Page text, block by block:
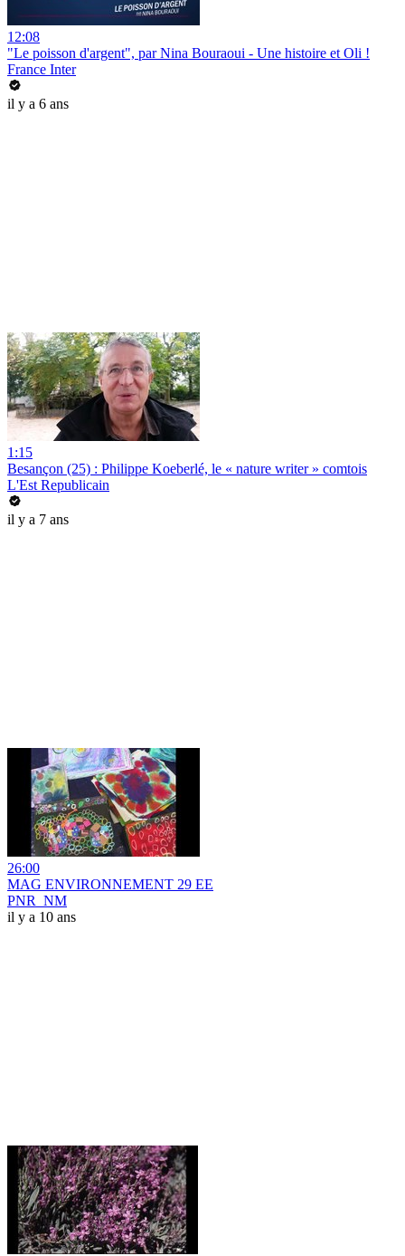
12:08
"Le poisson d'argent", par Nina Bouraoui - Une histoire et Oli !
France Inter
il y a 6 ans
1:15
Besançon (25) : Philippe Koeberlé, le « nature writer » comtois
L'Est Republicain
il y a 7 ans
26:00
MAG ENVIRONNEMENT 29 EE
PNR_NM
il y a 10 ans